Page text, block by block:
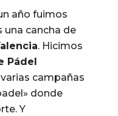
año fuimos
cancha de
. Hicimos
Pádel
campañas
donde
Y